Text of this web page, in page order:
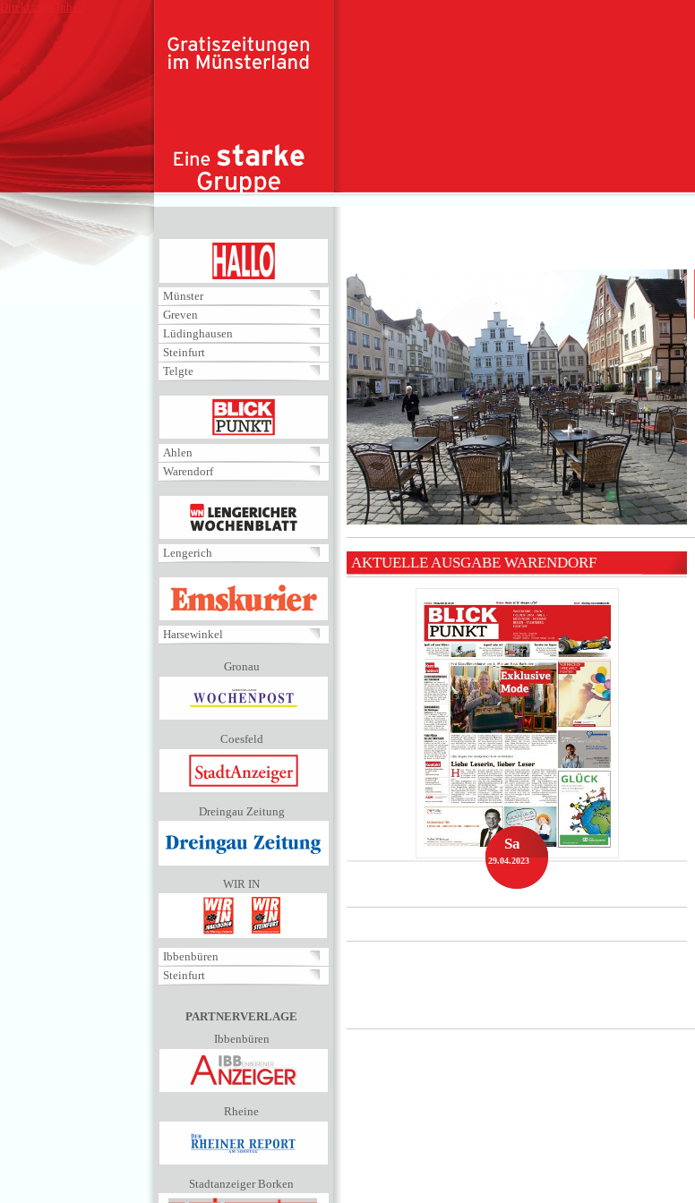
Direkt zum Inhalt
Münster
Greven
Lüdinghausen
Steinfurt
Telgte
BLICKPUNKT
Ahlen
Warendorf
MENÜ
Lengerich
EMSKURIER
Harsewinkel
Gronau
Coesfeld
Dreingau Zeitung
WIR IN
Ibbenbüren
Steinfurt
PARTNERVERLAGE
Ibbenbüren
Rheine
Stadtanzeiger Borken
AKTUELLE AUSGABE WARENDORF
Sa
29.04.2023